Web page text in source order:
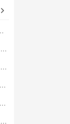
心理测试